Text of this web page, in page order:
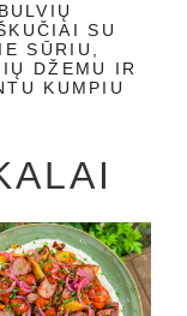
BULVIŲ
SU
SŪRIU,
DŽEMU IR
KUMPIU